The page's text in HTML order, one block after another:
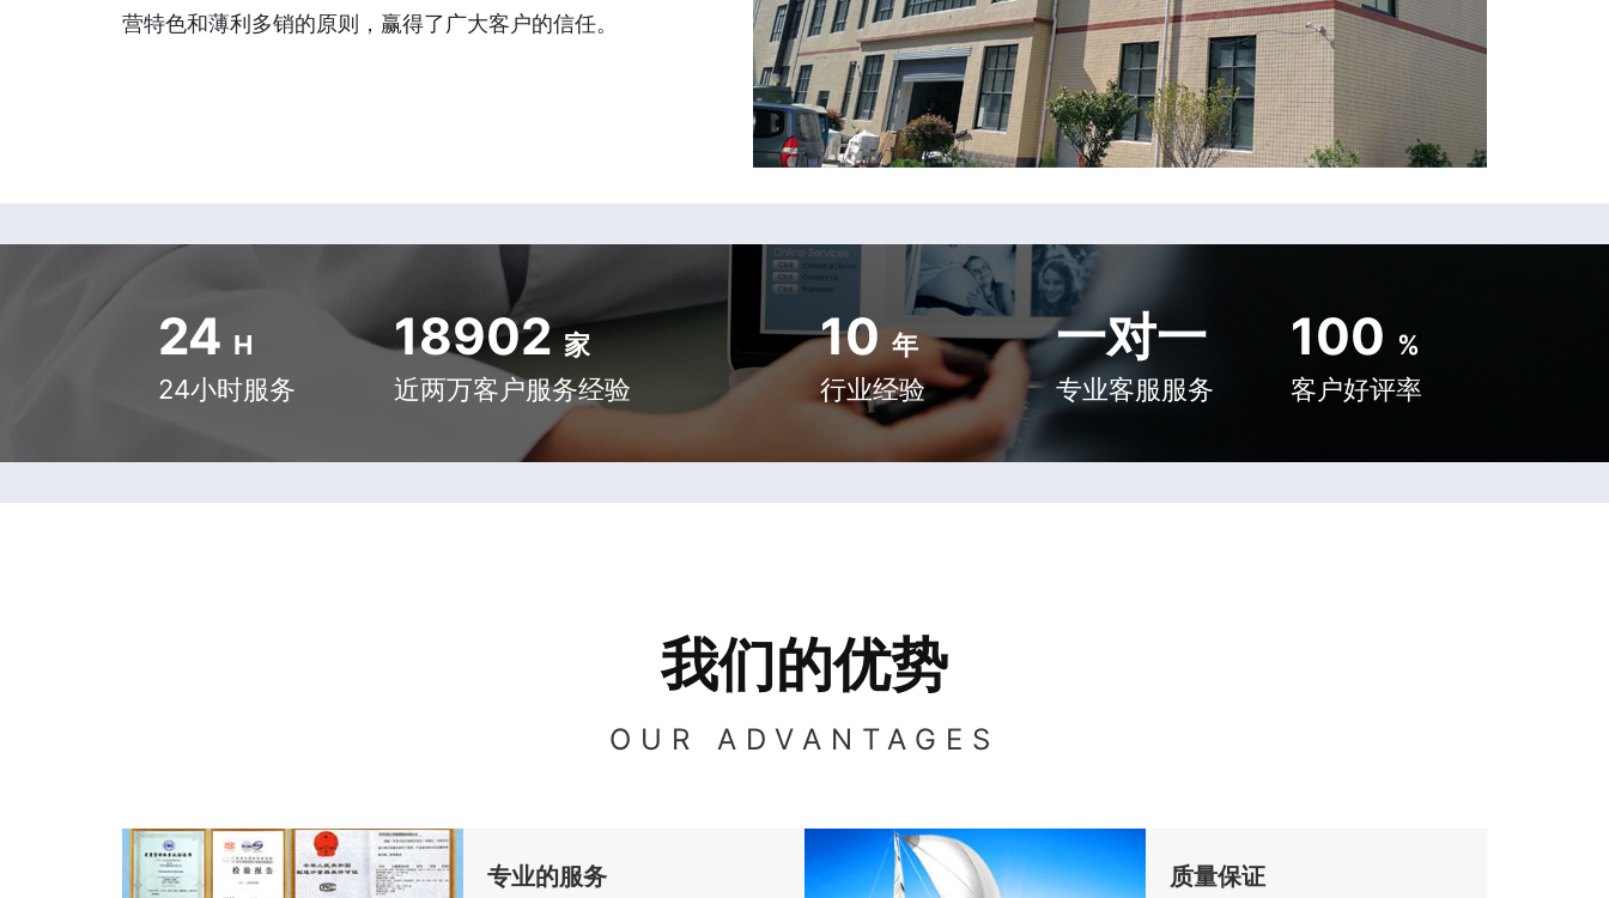
营特色和薄利多销的原则，赢得了广大客户的信任。
24 H
24小时服务
18902 家
近两万客户服务经验
10 年
行业经验
一对一
专业客服服务
100 %
客户好评率
我们的优势
OUR ADVANTAGES
专业的服务 质量保证